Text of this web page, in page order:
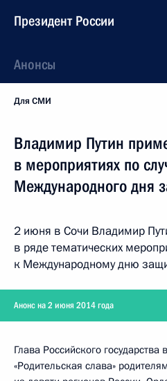
Президент России
Анонсы
Для СМИ
Владимир Путин
в мероприятиях по
Международного дня
2 июня в Сочи Владимир
в ряде тематических
к Международному дню
Анонс на 2 июня 2014 года
Глава Российского государства
«Родительская слава»